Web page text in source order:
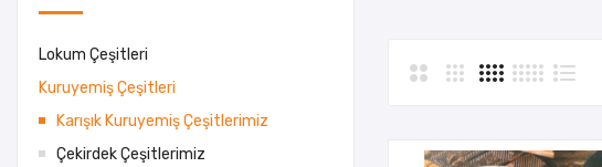
Lokum Çeşitleri
Kuruyemiş Çeşitleri
Karışık Kuruyemiş Çeşitlerimiz
Çekirdek Çeşitlerimiz